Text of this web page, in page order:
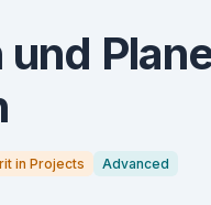
in Projects Advanced